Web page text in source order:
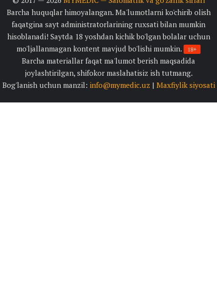
Barcha huquqlar himoyalangan. Ma'lumotlarni ko'chirib olish
faqatgina sayt administratorlarining ruxsati bilan mumkin
hisoblanadi! Saytda 18 yoshdan kichik bo'lgan bolalar uchun
mo'ljallanmagan kontent mavjud bo'lishi mumkin.
18+
Barcha materiallar faqat ma'lumot berish maqsadida
joylashtirilgan, shifokor maslahatisiz ish tutmang.
Bog'lanish uchun manzil: info@mymedic.uz | Maxfiylik siyosati